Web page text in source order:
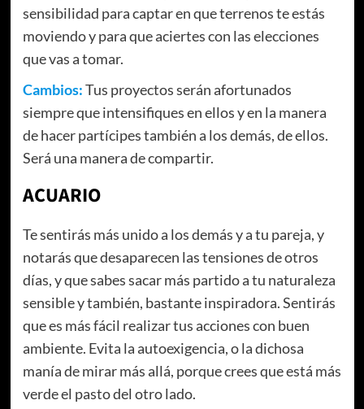
sensibilidad para captar en que terrenos te estás
moviendo y para que aciertes con las elecciones
que vas a tomar.
Cambios:Tus proyectos serán afortunados
siempre que intensifiques en ellos y en la manera
de hacer partícipes también a los demás, de ellos.
Será una manera de compartir.
ACUARIO
Te sentirás más unido a los demás y a tu pareja, y
notarás que desaparecen las tensiones de otros
días, y que sabes sacar más partido a tu naturaleza
sensible y también, bastante inspiradora. Sentirás
que es más fácil realizar tus acciones con buen
ambiente. Evita la autoexigencia, o la dichosa
manía de mirar más allá, porque crees que está más
verde el pasto del otro lado.